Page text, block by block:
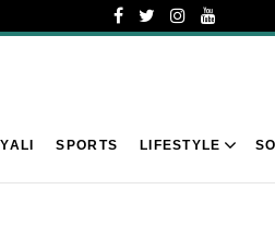
SPORTS LIFESTYLE